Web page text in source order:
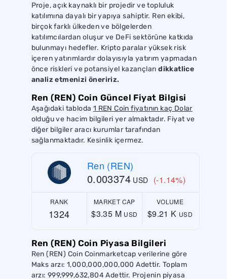
Proje, açık kaynaklı bir projedir ve topluluk
katılımına dayalı bir yapıya sahiptir. Ren ekibi,
birçok farklı ülkeden ve bölgelerden
katılımcılardan oluşur ve DeFi sektörüne katkıda
bulunmayı hedefler. Kripto paralar yüksek risk
içeren yatırımlardır dolayısıyla yatırım yapmadan
önce riskleri ve potansiyel kazançlarıdikkatlice
analiz etmenizi öneririz.
Ren (REN) Coin Güncel Fiyat Bilgisi
Aşağıdaki tabloda 1 REN Coin fiyatının kaç Dolar
olduğu ve hacim bilgileri yer almaktadır. Fiyat ve
diğer bilgiler aracı kurumlar tarafından
sağlanmaktadır. Kesinlik içermez.
Ren (REN)
0.003374 USD (-1.14%)
RANK
1324
MARKET CAP
$3.35 M USD
VOLUME
$9.21 K USD
Ren (REN) Coin Piyasa Bilgileri
Ren (REN) Coin Coinmarketcap verilerine göre
Maks arzı: 1,000,000,000,000 Adettir. Toplam
arzı: 999,999,632,804 Adettir. Projenin piyasa